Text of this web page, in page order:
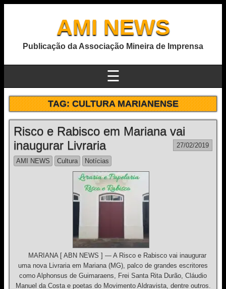
AMI NEWS
Publicação da Associação Mineira de Imprensa
☰
TAG:CULTURA MARIANENSE
Risco e Rabisco em Mariana vai
inaugurar Livraria
27/02/2019
AMI NEWS Cultura Notícias
MARIANA [ ABN NEWS ] — A Risco e Rabisco vai inaugurar
uma nova Livraria em Mariana (MG), palco de grandes escritores
como Alphonsus de Guimaraens, Frei Santa Rita Durão, Cláudio
Manuel da Costa e poetas do Movimento Aldravista, dentre outros.